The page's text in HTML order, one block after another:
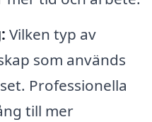
Vilken typ av
som används
Professionella
till mer